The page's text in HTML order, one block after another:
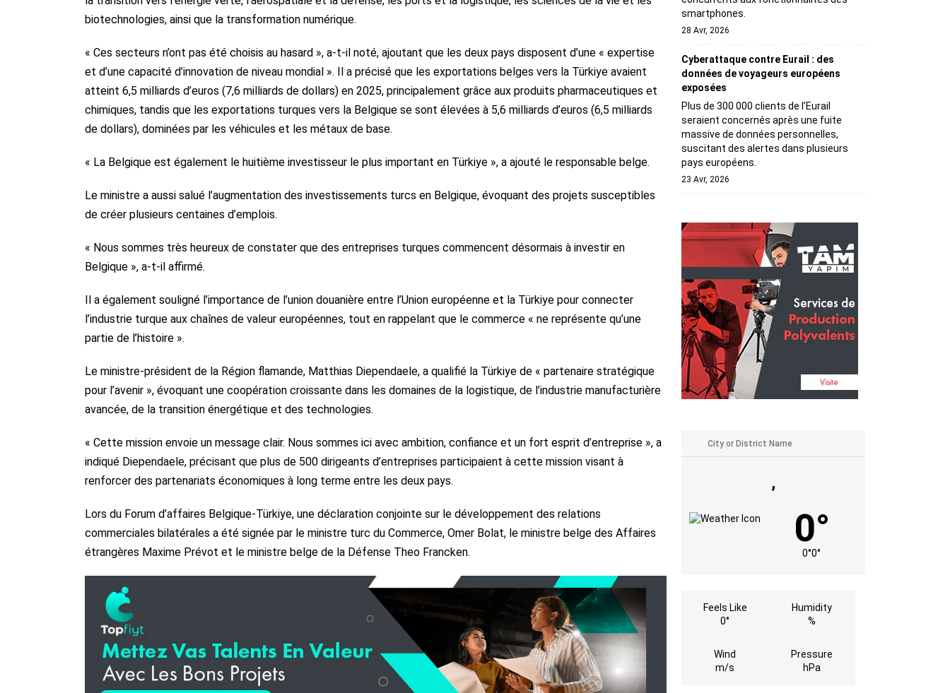
biotechnologies, ainsi que la transformation numérique.
« Ces secteurs n’ont pas été choisis au hasard », a-t-il noté, ajoutant que les deux pays disposent d’une « expertise
et d’une capacité d’innovation de niveau mondial ». Il a précisé que les exportations belges vers la Türkiye avaient
atteint 6,5 milliards d’euros (7,6 milliards de dollars) en 2025, principalement grâce aux produits pharmaceutiques et
chimiques, tandis que les exportations turques vers la Belgique se sont élevées à 5,6 milliards d’euros (6,5 milliards
de dollars), dominées par les véhicules et les métaux de base.
« La Belgique est également le huitième investisseur le plus important en Türkiye », a ajouté le responsable belge.
Le ministre a aussi salué l’augmentation des investissements turcs en Belgique, évoquant des projets susceptibles
de créer plusieurs centaines d’emplois.
« Nous sommes très heureux de constater que des entreprises turques commencent désormais à investir en
Belgique », a-t-il affirmé.
Il a également souligné l’importance de l’union douanière entre l’Union européenne et la Türkiye pour connecter
l’industrie turque aux chaînes de valeur européennes, tout en rappelant que le commerce « ne représente qu’une
partie de l’histoire ».
Le ministre-président de la Région flamande, Matthias Diependaele, a qualifié la Türkiye de « partenaire stratégique
pour l’avenir », évoquant une coopération croissante dans les domaines de la logistique, de l’industrie manufacturière
avancée, de la transition énergétique et des technologies.
« Cette mission envoie un message clair. Nous sommes ici avec ambition, confiance et un fort esprit d’entreprise », a
indiqué Diependaele, précisant que plus de 500 dirigeants d’entreprises participaient à cette mission visant à
renforcer des partenariats économiques à long terme entre les deux pays.
Lors du Forum d’affaires Belgique-Türkiye, une déclaration conjointe sur le développement des relations
commerciales bilatérales a été signée par le ministre turc du Commerce, Omer Bolat, le ministre belge des Affaires
étrangères Maxime Prévot et le ministre belge de la Défense Theo Francken.
smartphones.
28 Avr, 2026
Cyberattaque contre Eurail : des
données de voyageurs européens
exposées
Plus de 300 000 clients de l’Eurail
seraient concernés après une fuite
massive de données personnelles,
suscitant des alertes dans plusieurs
pays européens.
23 Avr, 2026
,
0°
0°0°
Feels Like
0°
Humidity
%
Wind
m/s
Pressure
hPa